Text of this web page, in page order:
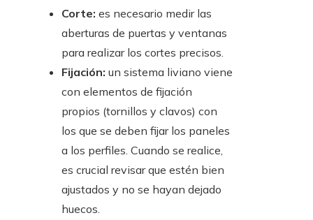
Corte: es necesario medir las
aberturas de puertas y ventanas
para realizar los cortes precisos.
Fijación: un sistema liviano viene
con elementos de fijación
propios (tornillos y clavos) con
los que se deben fijar los paneles
a los perfiles. Cuando se realice,
es crucial revisar que estén bien
ajustados y no se hayan dejado
huecos.